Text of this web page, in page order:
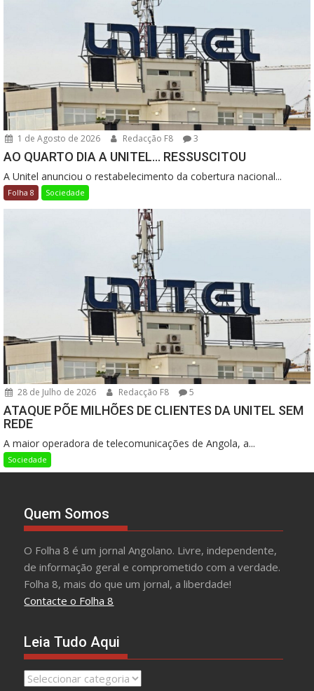
1 de Agosto de 2026 Redacção F8 3
AO QUARTO DIA A UNITEL… RESSUSCITOU
A Unitel anunciou o restabelecimento da cobertura nacional...
Folha 8 Sociedade
28 de Julho de 2026 Redacção F8 5
ATAQUE PÕE MILHÕES DE CLIENTES DA UNITEL SEM
REDE
A maior operadora de telecomunicações de Angola, a...
Sociedade
Quem Somos
O Folha 8 é um jornal Angolano. Livre, independente,
de informação geral e comprometido com a verdade.
Folha 8, mais do que um jornal, a liberdade!
Contacte o Folha 8
Leia Tudo Aqui
Leia